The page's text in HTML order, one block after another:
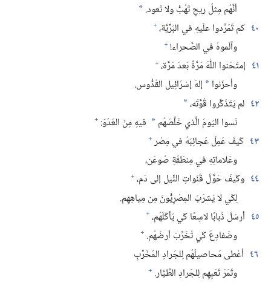
أنَّهُم مِثلُ ريحٍ تَهُبُّ ولا تَعود.‏ *
٤٠ كم تَمَرَّدوا علَيهِ في البَرِّيَّة،‏ +
وآلَموهُ في الصَّحراء!‏ +
٤١ إمتَحَنوا اللّٰهَ مَرَّةً بَعدَ مَرَّة،‏ +
وأحزَنوا * إلهَ إسْرَائِيل القُدُّوس.‏
٤٢ لم يَتَذَكَّروا قُوَّتَه،‏*
نَسوا اليَومَ الَّذي خَلَّصَهُم * فيهِ مِنَ العَدُوّ:‏ +
٤٣ كَيفَ عَمِلَ عَجائِبَهُ في مِصْر +
وعَلاماتِهِ في مِنطَقَةِ صُوعَن،‏
٤٤ وكَيفَ حَوَّلَ قَنَواتِ النِّيل إلى دَم،‏ +
لِكَي لا يَشرَبَ المِصْرِيُّونَ مِن مِياهِهِم.‏
٤٥ أرسَلَ ذُبابًا لاسِعًا كَي يَأكُلَهُم،‏ +
وضَفادِعَ كَي تُخَرِّبَ أرضَهُم.‏ +
٤٦ أعْطى مَحاصيلَهُم لِلجَرادِ المُخَرِّبِ
وثَمَرَ تَعَبِهِم لِلجَرادِ الطَّيَّار.‏ +